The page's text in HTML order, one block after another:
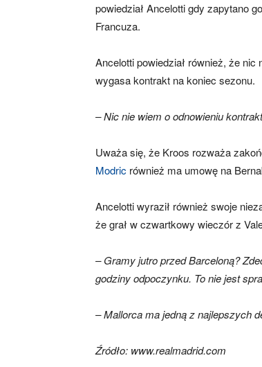
powiedział Ancelotti gdy zapytano
Francuza.
Ancelotti powiedział również, że
wygasa kontrakt na koniec sezonu.
– Nic nie wiem o odnowieniu
Uważa się, że Kroos rozważa
Modric również ma umowę na
Ancelotti wyraził również swoje
że grał w czwartkowy wieczór z
– Gramy jutro przed Barceloną?
godziny odpoczynku. To nie jest
– Mallorca ma jedną z najlepszych
Źródło: www.realmadrid.com